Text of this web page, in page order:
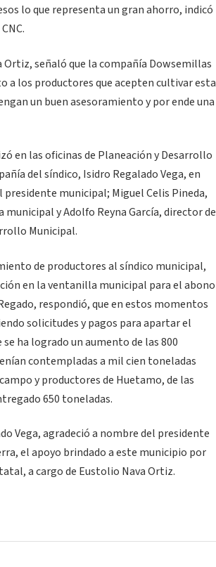
lo que representa un gran ahorro, indicó
Ortiz, señaló que la compañía Dowsemillas
a los productores que acepten cultivar esta
un buen asesoramiento y por ende una
en las oficinas de Planeación y Desarrollo
del síndico, Isidro Regalado Vega, en
municipal; Miguel Celis Pineda,
y Adolfo Reyna García, director de
Municipal.
de productores al síndico municipal,
en la ventanilla municipal para el abono
respondió, que en estos momentos
solicitudes y pagos para apartar el
ha logrado un aumento de las 800
contempladas a mil cien toneladas
y productores de Huetamo, de las
650 toneladas.
Vega, agradeció a nombre del presidente
el apoyo brindado a este municipio por
a cargo de Eustolio Nava Ortiz.